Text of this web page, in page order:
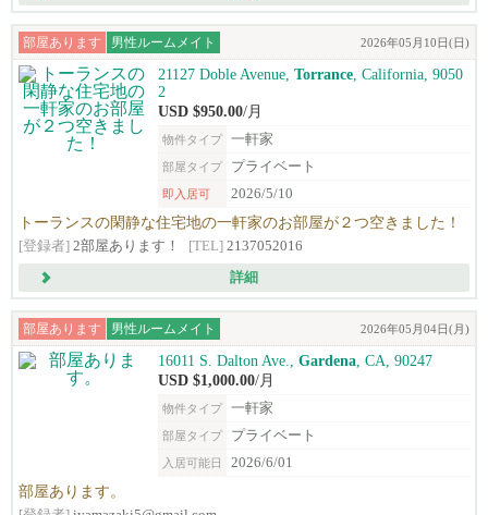
部屋あります 男性ルームメイト 2026年05月10日(日)
21127 Doble Avenue, Torrance , California, 9050
2
USD $950.00/月
物件タイプ 一軒家
部屋タイプ プライベート
即入居可 2026/5/10
トーランスの閑静な住宅地の一軒家のお部屋が２つ空きました！
[登録者] 2部屋あります！ [TEL] 2137052016
詳細
部屋あります 男性ルームメイト 2026年05月04日(月)
16011 S. Dalton Ave., Gardena , CA, 90247
USD $1,000.00/月
物件タイプ 一軒家
部屋タイプ プライベート
入居可能日 2026/6/01
部屋あります。